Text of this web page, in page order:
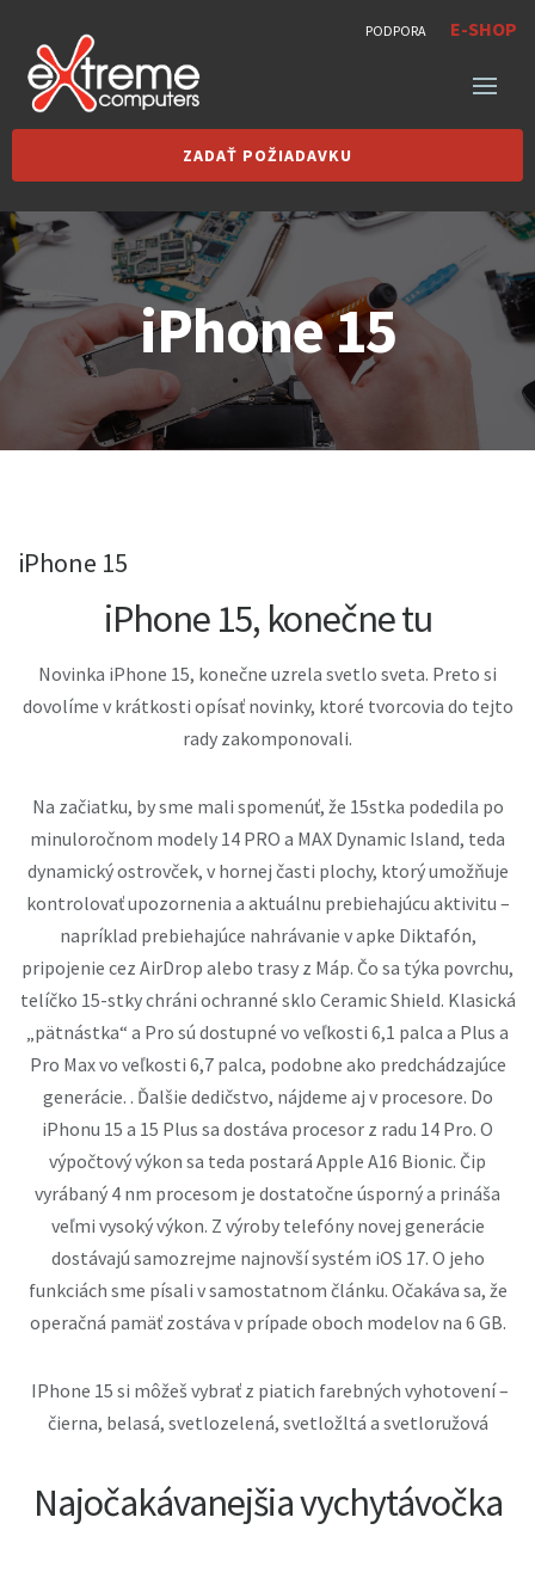
PODPORA E-SHOP
ZADAŤ POŽIADAVKU
iPhone 15
iPhone 15
iPhone 15, konečne tu
Novinka iPhone 15, konečne uzrela svetlo sveta. Preto si
dovolíme v krátkosti opísať novinky, ktoré tvorcovia do tejto
rady zakomponovali.
Na začiatku, by sme mali spomenúť, že 15stka podedila po
minuloročnom modely 14 PRO a MAX Dynamic Island, teda
dynamický ostrovček, v hornej časti plochy, ktorý umožňuje
kontrolovať upozornenia a aktuálnu prebiehajúcu aktivitu –
napríklad prebiehajúce nahrávanie v apke Diktafón,
pripojenie cez AirDrop alebo trasy z Máp. Čo sa týka povrchu,
telíčko 15-stky chráni ochranné sklo Ceramic Shield. Klasická
„pätnástka“ a Pro sú dostupné vo veľkosti 6,1 palca a Plus a
Pro Max vo veľkosti 6,7 palca, podobne ako predchádzajúce
generácie. . Ďalšie dedičstvo, nájdeme aj v procesore. Do
iPhonu 15 a 15 Plus sa dostáva procesor z radu 14 Pro. O
výpočtový výkon sa teda postará Apple A16 Bionic. Čip
vyrábaný 4 nm procesom je dostatočne úsporný a prináša
veľmi vysoký výkon. Z výroby telefóny novej generácie
dostávajú samozrejme najnovší systém iOS 17. O jeho
funkciách sme písali v samostatnom článku. Očakáva sa, že
operačná pamäť zostáva v prípade oboch modelov na 6 GB.
IPhone 15 si môžeš vybrať z piatich farebných vyhotovení –
čierna, belasá, svetlozelená, svetložltá a svetloružová
Najočakávanejšia vychytávočka